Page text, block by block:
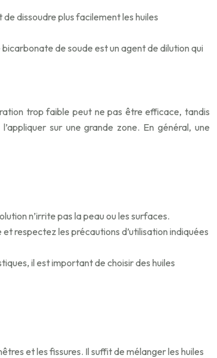
dissoudre plus facilement les huiles
de soude est un agent de dilution qui
trop faible peut ne pas être efficace, tandis
sur une grande zone. En général, une
n’irrite pas la peau ou les surfaces.
respectez les précautions d’utilisation indiquées
il est important de choisir des huiles
et les fissures. Il suffit de mélanger les huiles